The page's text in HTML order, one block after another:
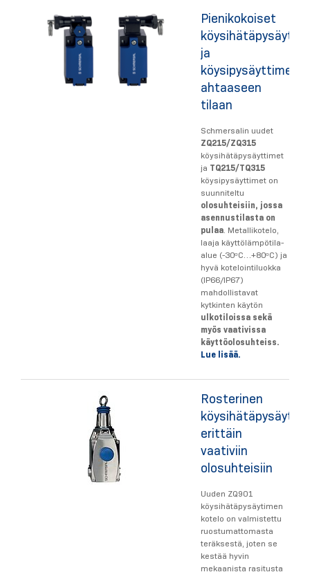
Pienikokoiset
ja
köysipysäyttimet
ahtaaseen
tilaan
Schmersalin uudet
ZQ215/ZQ315
köysihätäpysäyttimet
ja TQ215/TQ315
köysipysäyttimet on
suunniteltu
olosuhteisiin, jossa
asennustilasta on
pulaa . Metallikotelo,
laaja käyttölämpötila-
alue (-30ᵒC…+80ᵒC) ja
hyvä kotelointiluokka
(IP66/IP67)
mahdollistavat
kytkinten käytön
ulkotiloissa sekä
myös vaativissa
käyttöolosuhteiss.
Lue lisää.
Rosterinen
köysihätäpysäytin
erittäin
vaativiin
olosuhteisiin
Uuden ZQ901
köysihätäpysäytimen
kotelo on valmistettu
ruostumattomasta
teräksestä, joten se
kestää hyvin
mekaanista rasitusta